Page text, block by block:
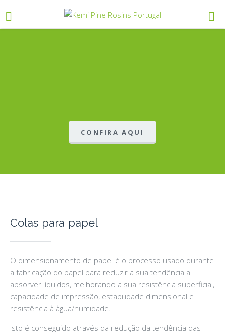
CONFIRA AQUI
Colas para papel
O dimensionamento de papel é o processo usado durante
a fabricação do papel para reduzir a sua tendência a
absorver líquidos, melhorando a sua resistência superficial,
capacidade de impressão, estabilidade dimensional e
resistência à àgua/humidade.
Isto é conseguido através da redução da tendência das